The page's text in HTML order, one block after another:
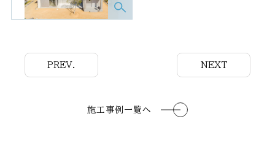
PREV. NEXT
施工事例一覧へ